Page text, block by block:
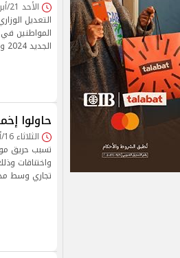
الأحد 21/أبريل/2024 - 01:33 م
المواطنين في
الجديد 2024 والذي يعتق…
حاولوا إخماد
الثلاثاء 16/أبريل/2024 - 10:28 م
واختناقات
تجاري وسط